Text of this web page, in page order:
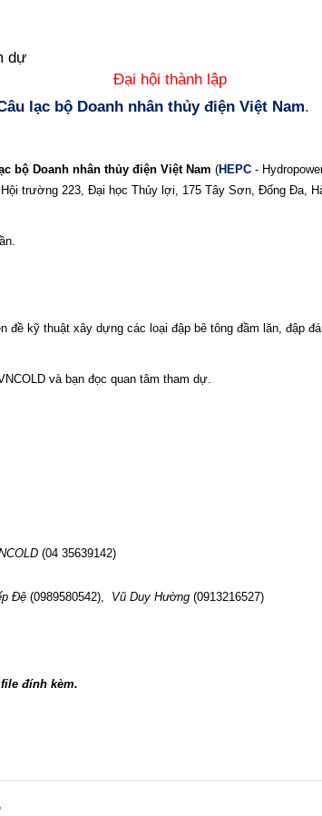
dự
Đại hội thành lập
lạc bộ Doanh nhân thủy điện Việt Nam.
bộ Doanh nhân thủy điện Việt Nam (HEPC -
trường 223, Đại học Thủy lợi, 175 Tây Sơn, Đống Đa,
đề kỹ thuật xây dựng các loại đập bê tông đầm lăn, đập
và bạn đọc quan tâm tham dự.
(04 35639142)
Đệ (0989580542), Vũ Duy Hường (0913216527)
đính kèm.